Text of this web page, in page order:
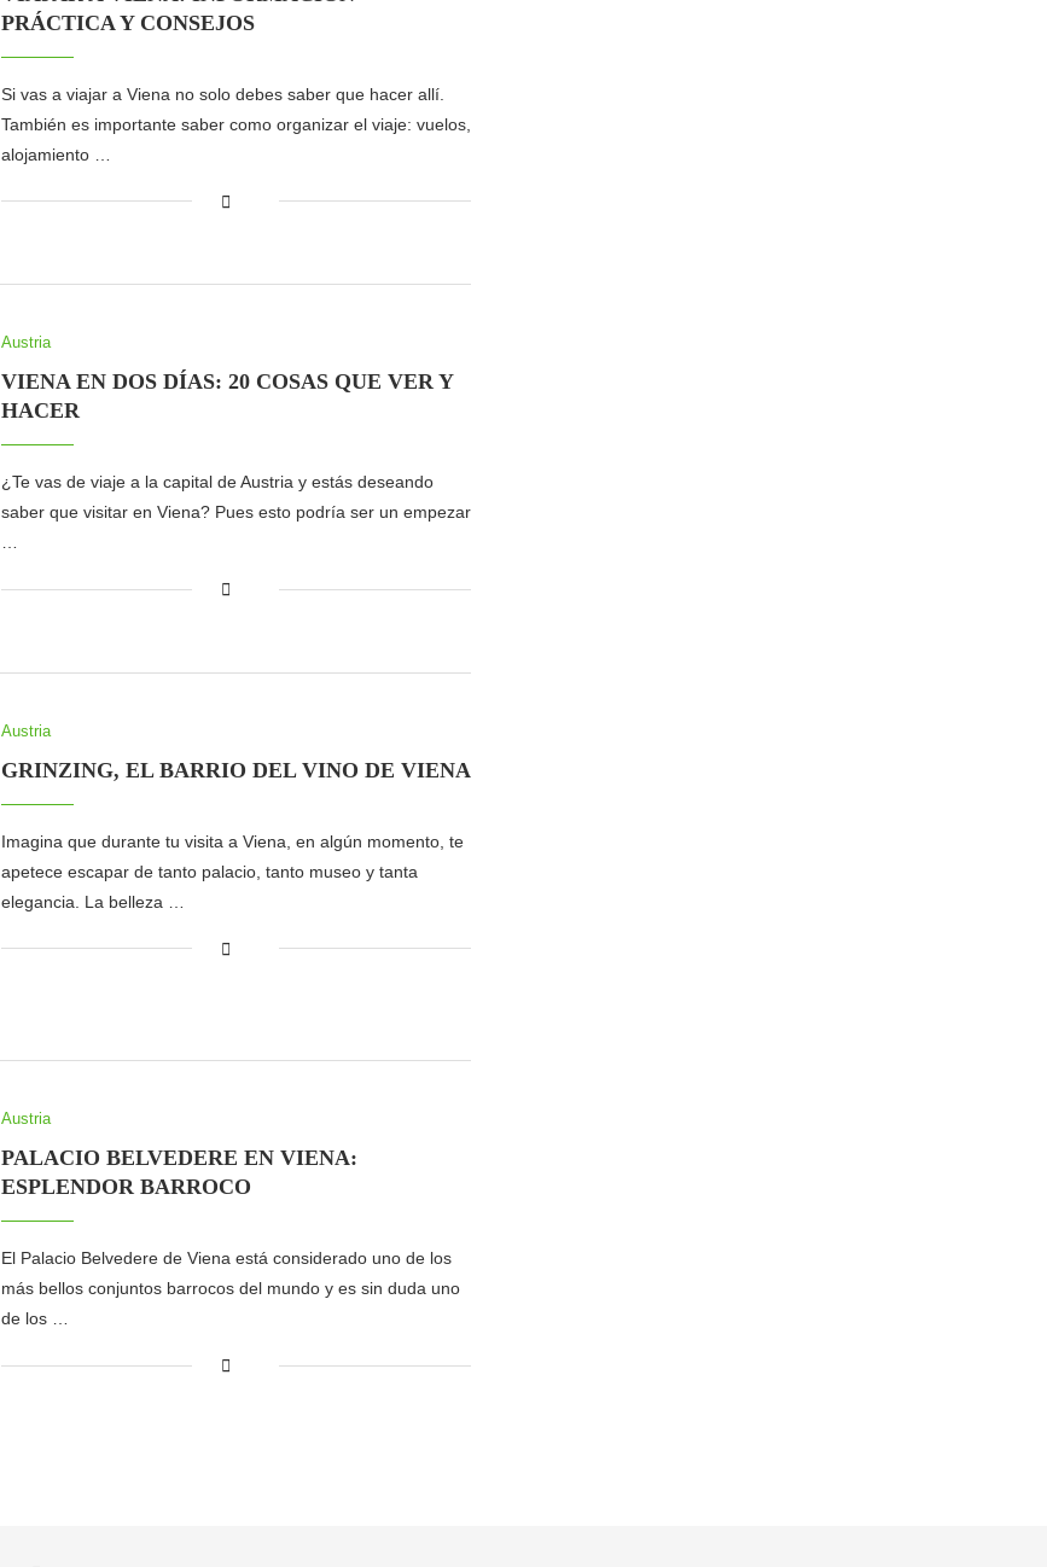
PRÁCTICA Y CONSEJOS
Si vas a viajar a Viena no solo debes saber que hacer allí.
También es importante saber como organizar el viaje: vuelos,
alojamiento …
Austria
VIENA EN DOS DÍAS: 20 COSAS QUE VER Y
HACER
¿Te vas de viaje a la capital de Austria y estás deseando
saber que visitar en Viena? Pues esto podría ser un empezar
…
Austria
GRINZING, EL BARRIO DEL VINO DE VIENA
Imagina que durante tu visita a Viena, en algún momento, te
apetece escapar de tanto palacio, tanto museo y tanta
elegancia. La belleza …
Austria
PALACIO BELVEDERE EN VIENA:
ESPLENDOR BARROCO
El Palacio Belvedere de Viena está considerado uno de los
más bellos conjuntos barrocos del mundo y es sin duda uno
de los …